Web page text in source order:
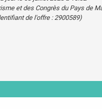
et des Congrès du Pays de
de l'offre :2900589)